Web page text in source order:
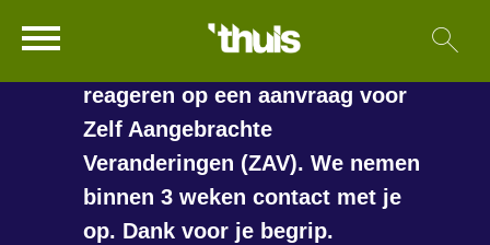
Naar hoofdinhoud
Naar hoofdnavigatiemenu
Naar zoeken
Naar de homepage
Ga naar Hoofd
langer duren voordat we
reageren op een aanvraag voor
Zelf Aangebrachte
Veranderingen (ZAV). We nemen
binnen 3 weken contact met je
op. Dank voor je begrip.